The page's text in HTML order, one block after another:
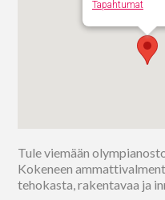
Tapahtumat
Tule viemään
Kokeneen
tehokasta, rakentavaa ja